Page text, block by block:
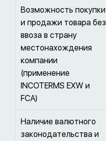
Возможность покупки
и продажи товара без
ввоза в страну
местонахождения
компании
(применение
INCOTERMS EXW и
FCA)
Наличие валютного
законодательства и